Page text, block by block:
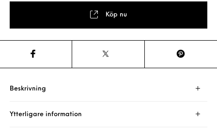
Köp nu
Beskrivning
Ytterligare information